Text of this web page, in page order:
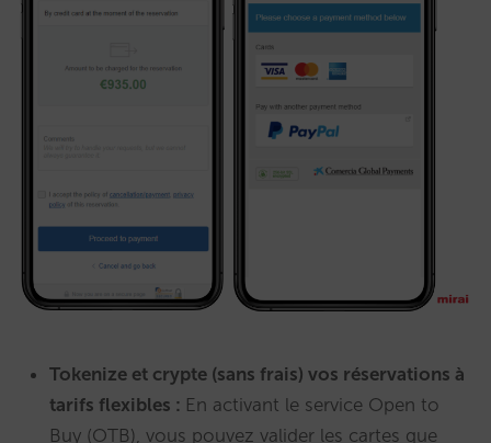
Tokenize et crypte (sans frais) vos réservations à
tarifs flexibles : En activant le service Open to
Buy (OTB), vous pouvez valider les cartes que